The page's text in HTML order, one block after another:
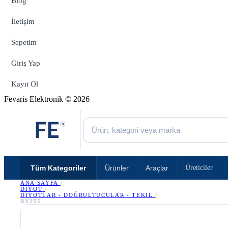
İletişim
Sepetim
Giriş Yap
Kayıt Ol
Fevaris Elektronik © 2026
Tüm Kategoriler Ürünler Araçlar Üreticiler
ANA SAYFA /
DIYOT /
DIYOTLAR - DOĞRULTUCULAR - TEKIL
/
BY299